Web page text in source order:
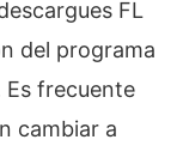
FL
del programa
Es frecuente
cambiar a